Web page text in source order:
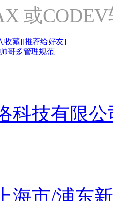
或
收藏][推荐给好友]
帅哥多管理规范
科技有限公
上海市/浦东